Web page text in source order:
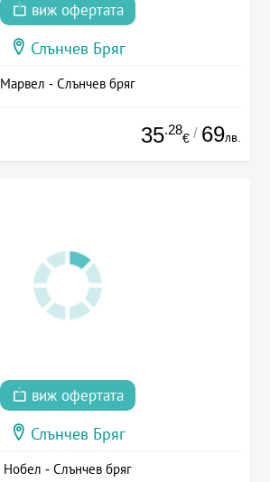
виж офертата
Слънчев Бряг
Марвел - Слънчев бряг
35.28
€ / 69лв.
виж офертата
Слънчев Бряг
Нобел - Слънчев бряг